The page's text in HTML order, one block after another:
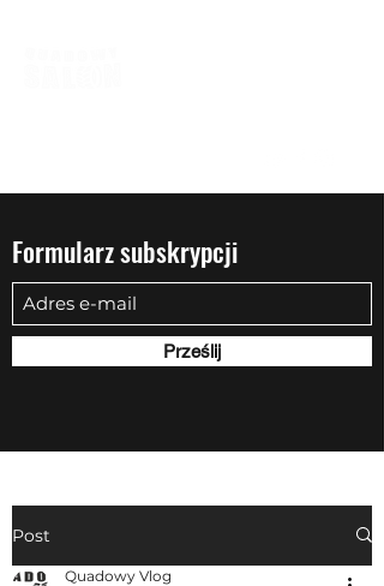
Formularz subskrypcji
Prześlij
Post
Quadowy Vlog